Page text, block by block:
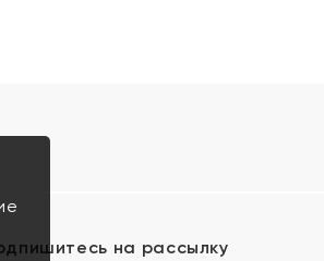
на рассылку